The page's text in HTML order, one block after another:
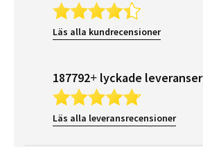
Läs alla kundrecensioner
187792+ lyckade leveranser
Läs alla leveransrecensioner